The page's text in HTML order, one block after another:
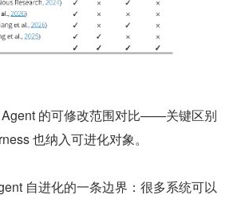
Agent 的可修改范围对比——关键区别
也纳入可进化对象。
自进化的一条边界：很多系统可以